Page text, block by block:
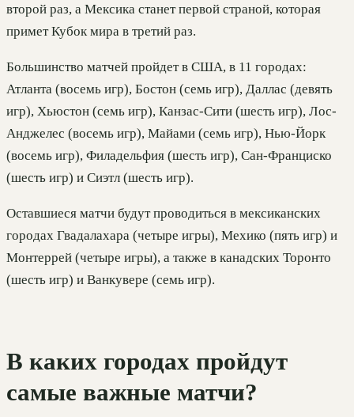
второй раз, а Мексика станет первой страной, которая
примет Кубок мира в третий раз.
Большинство матчей пройдет в США, в 11 городах:
Атланта (восемь игр), Бостон (семь игр), Даллас (девять
игр), Хьюстон (семь игр), Канзас-Сити (шесть игр), Лос-
Анджелес (восемь игр), Майами (семь игр), Нью-Йорк
(восемь игр), Филадельфия (шесть игр), Сан-Франциско
(шесть игр) и Сиэтл (шесть игр).
Оставшиеся матчи будут проводиться в мексиканских
городах Гвадалахара (четыре игры), Мехико (пять игр) и
Монтеррей (четыре игры), а также в канадских Торонто
(шесть игр) и Ванкувере (семь игр).
В каких городах пройдут
самые важные матчи?